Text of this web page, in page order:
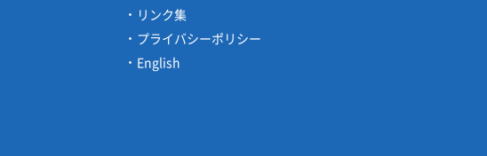
リンク集
プライバシーポリシー
English